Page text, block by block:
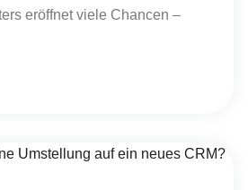
eröffnet viele Chancen –